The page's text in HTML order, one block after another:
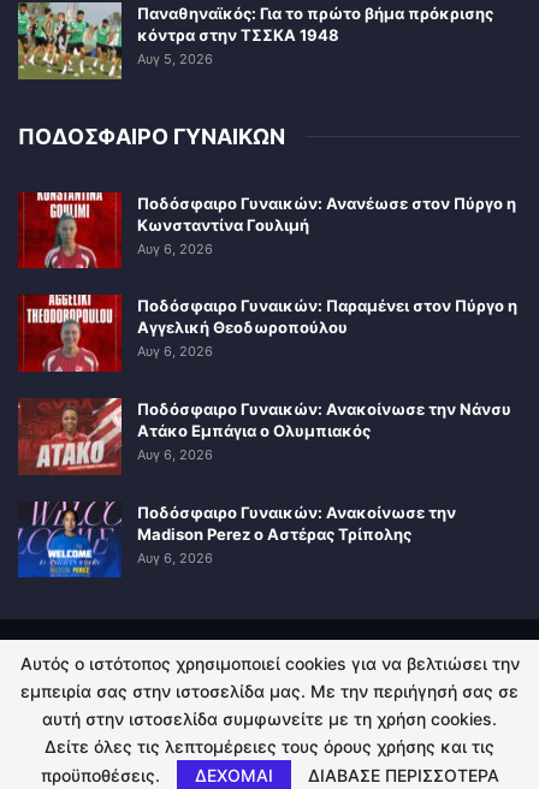
Παναθηναϊκός: Για το πρώτο βήμα πρόκρισης
κόντρα στην ΤΣΣΚΑ 1948
Αυγ 5, 2026
ΠΟΔΟΣΦΑΙΡΟ ΓΥΝΑΙΚΩΝ
Ποδόσφαιρο Γυναικών: Ανανέωσε στον Πύργο η
Κωνσταντίνα Γουλιμή
Αυγ 6, 2026
Ποδόσφαιρο Γυναικών: Παραμένει στον Πύργο η
Αγγελική Θεοδωροπούλου
Αυγ 6, 2026
Ποδόσφαιρο Γυναικών: Ανακοίνωσε την Νάνσυ
Ατάκο Εμπάγια ο Ολυμπιακός
Αυγ 6, 2026
Ποδόσφαιρο Γυναικών: Ανακοίνωσε την
Madison Perez ο Αστέρας Τρίπολης
Αυγ 6, 2026
ΠΟΛΙΤΙΚΗ ΑΠΟΡΡΗΤΟΥ ΕΠΙΚΟΙΝΩΝΙΑ
© 2026 - Kingsport.gr. All Rights Reserved.
Αυτός ο ιστότοπος χρησιμοποιεί cookies για να βελτιώσει την
εμπειρία σας στην ιστοσελίδα μας. Με την περιήγησή σας σε
αυτή στην ιστοσελίδα συμφωνείτε με τη χρήση cookies.
Δείτε όλες τις λεπτομέρειες τους όρους χρήσης και τις
προϋποθέσεις.
ΔΕΧΟΜΑΙ ΔΙΑΒΑΣΕ ΠΕΡΙΣΣΟΤΕΡΑ